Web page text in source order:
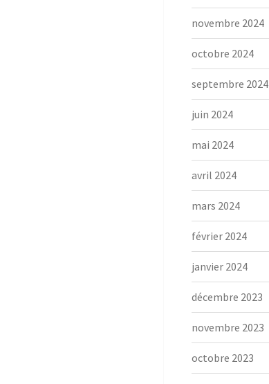
novembre 2024
octobre 2024
septembre 2024
juin 2024
mai 2024
avril 2024
mars 2024
février 2024
janvier 2024
décembre 2023
novembre 2023
octobre 2023